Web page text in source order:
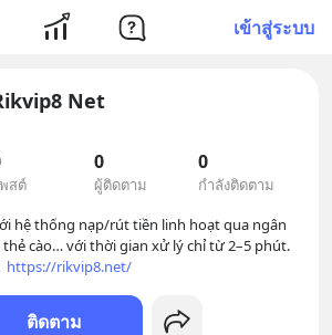
เข้าสู่ระบบ
Net
สต์
0
ผู้ติดตาม
0
กำลังติดตาม
hệ thống nạp/rút tiền linh hoạt qua ngân
cào… với thời gian xử lý chỉ từ 2–5 phút.
https://rikvip8.net/
ติดตาม